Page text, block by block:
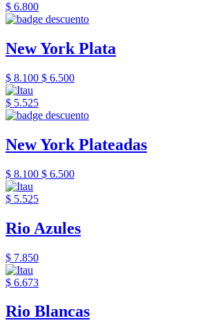
$ 6.800
New York Plata
$ 8.100 $ 6.500
$ 5.525
New York Plateadas
$ 8.100 $ 6.500
$ 5.525
Rio Azules
$ 7.850
$ 6.673
Rio Blancas